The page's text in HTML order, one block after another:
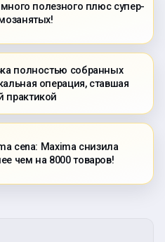
много полезного плюс супер-
полностью собранных
операция, ставшая
практикой
cena: Maxima снизила
чем на 8000 товаров!